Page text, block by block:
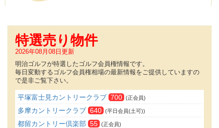
特選売り物件
2026年08月08日更新
明治ゴルフが特選したゴルフ会員権情報です。
毎日変動するゴルフ会員権相場の最新情報をご提供していますの
で是非ご覧下さい。
平塚富士見カントリークラブ 700 (正会員)
多摩カントリークラブ 640 (平日会員(土可))
都留カントリー倶楽部 55 (正会員)